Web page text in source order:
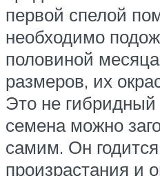
первой спелой
необходимо
половиной
размеров, их
Это не гибридный
семена можно
самим. Он
произрастания и